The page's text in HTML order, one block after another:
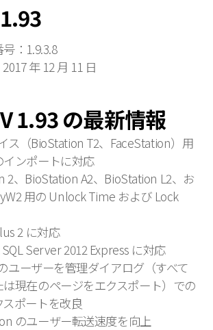
：1.9.3.8
年 12 月 11 日
1.93 の最新情報
ス（BioStation T2、FaceStation）用
インポートに対応
2、BioStation A2、BioStation L2、お
用の Unlock Time および Lock
2 に対応
Server 2012 Express に対応
ユーザーを管理ダイアログ（すべて
現在のページをエクスポート）での
ポートを改良
のユーザー転送速度を向上